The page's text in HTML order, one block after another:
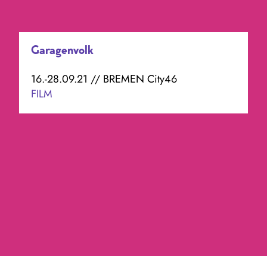
Garagenvolk
16.-28.09.21 // BREMEN City46
FILM